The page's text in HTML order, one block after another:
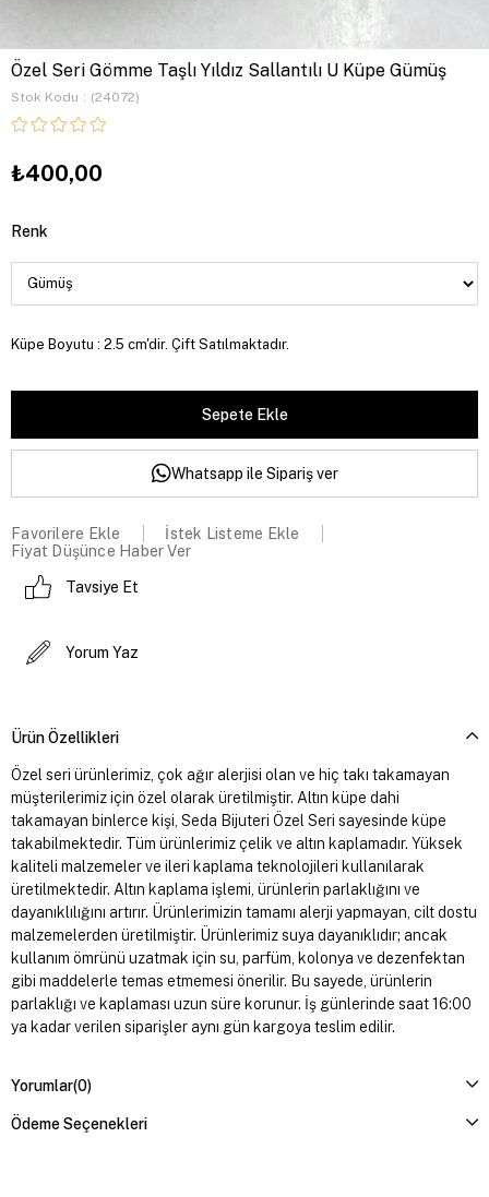
Özel Seri Gömme Taşlı Yıldız Sallantılı U Küpe Gümüş
Stok Kodu (24072)
₺400,00
Renk
Küpe Boyutu : 2.5 cm'dir. Çift Satılmaktadır.
Whatsapp ile Sipariş ver
Favorilere Ekle
İstek Listeme Ekle
Fiyat Düşünce Haber Ver
Tavsiye Et
Yorum Yaz
Ürün Özellikleri
Özel seri ürünlerimiz, çok ağır alerjisi olan ve hiç takı takamayan
müşterilerimiz için özel olarak üretilmiştir. Altın küpe dahi
takamayan binlerce kişi, Seda Bijuteri Özel Seri sayesinde küpe
takabilmektedir. Tüm ürünlerimiz çelik ve altın kaplamadır. Yüksek
kaliteli malzemeler ve ileri kaplama teknolojileri kullanılarak
üretilmektedir. Altın kaplama işlemi, ürünlerin parlaklığını ve
dayanıklılığını artırır. Ürünlerimizin tamamı alerji yapmayan, cilt dostu
malzemelerden üretilmiştir. Ürünlerimiz suya dayanıklıdır; ancak
kullanım ömrünü uzatmak için su, parfüm, kolonya ve dezenfektan
gibi maddelerle temas etmemesi önerilir. Bu sayede, ürünlerin
parlaklığı ve kaplaması uzun süre korunur. İş günlerinde saat 16:00
ya kadar verilen siparişler aynı gün kargoya teslim edilir.
Yorumlar(0)
Ödeme Seçenekleri